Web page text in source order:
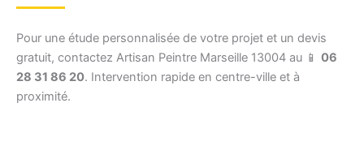
Pour une étude personnalisée de votre projet et un devis
gratuit, contactez Artisan Peintre Marseille 13004 au 📱 06
28 31 86 20. Intervention rapide en centre-ville et à
proximité.